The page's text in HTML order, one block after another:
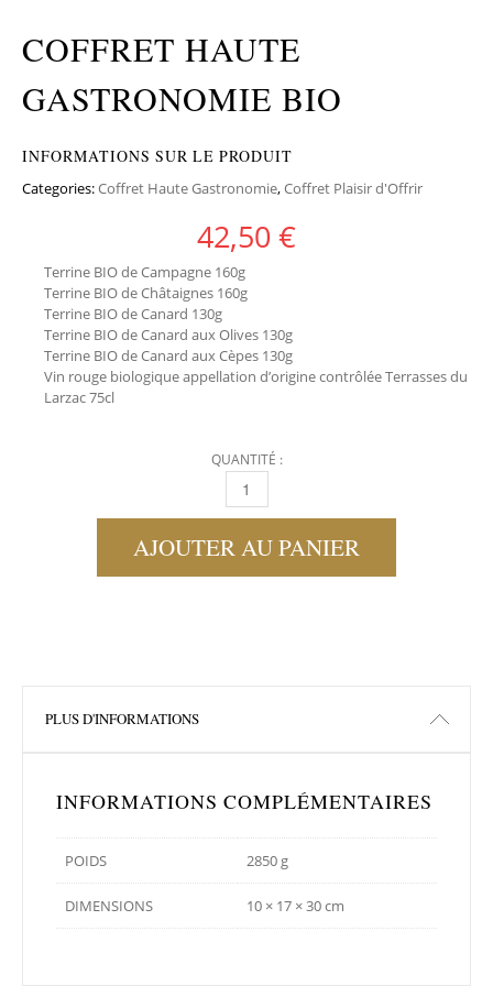
COFFRET HAUTE
GASTRONOMIE BIO
INFORMATIONS SUR LE PRODUIT
Categories:Coffret Haute Gastronomie,Coffret Plaisir d'Offrir
42,50 €
Terrine BIO de Campagne 160g
Terrine BIO de Châtaignes 160g
Terrine BIO de Canard 130g
Terrine BIO de Canard aux Olives 130g
Terrine BIO de Canard aux Cèpes 130g
Vin rouge biologique appellation d’origine contrôlée Terrasses du
Larzac 75cl
QUANTITÉ :
COFFRET HAUTE GASTRONOMIE BIO
AJOUTER AU PANIER
PLUS D'INFORMATIONS
INFORMATIONS COMPLÉMENTAIRES
POIDS 2850 g
DIMENSIONS 10 × 17 × 30 cm